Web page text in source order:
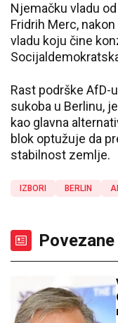
Njemačku vladu
Fridrih Merc,
vladu koju čine
Rast podrške AfD-
sukoba u Berlinu,
kao glavna
blok optužuje da
stabilnost zemlje.
IZBORI BERLIN